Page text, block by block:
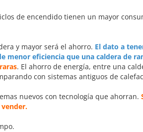
de encendido tienen un mayor
y mayor será el ahorro. El dato a
menor eficiencia que una caldera de
. El ahorro de energía, entre una
con sistemas antiguos de
nuevos con tecnología que ahorran.